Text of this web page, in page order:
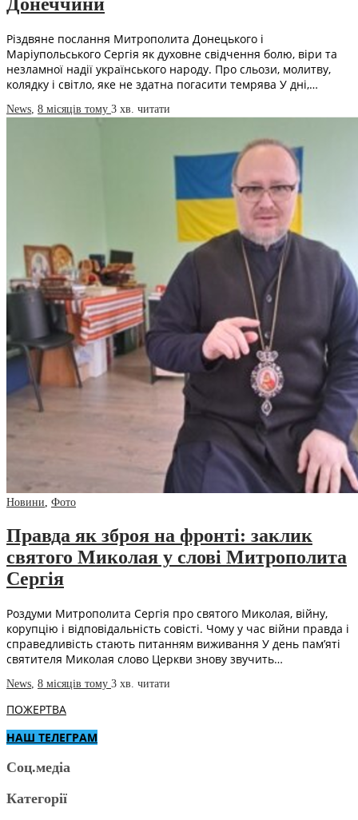
Донеччини
Різдвяне послання Митрополита Донецького і
Маріупольського Сергія як духовне свідчення болю, віри та
незламної надії українського народу. Про сльози, молитву,
колядку і світло, яке не здатна погасити темрява У дні,…
News, 8 місяців тому 3 хв. читати
Новини, Фото
Правда як зброя на фронті: заклик
святого Миколая у слові Митрополита
Сергія
Роздуми Митрополита Сергія про святого Миколая, війну,
корупцію і відповідальність совісті. Чому у час війни правда і
справедливість стають питанням виживання У день пам’яті
святителя Миколая слово Церкви знову звучить…
News 8 місяців тому 3 хв. читати
ПОЖЕРТВА
НАШ ТЕЛЕГРАМ
Соц.медіа
Категорії